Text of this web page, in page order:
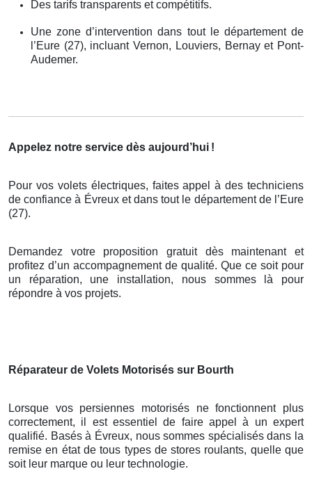
Des tarifs transparents et compétitifs.
Une zone d’intervention dans tout le département de
l’Eure (27), incluant Vernon, Louviers, Bernay et Pont-
Audemer.
Appelez notre service dès aujourd’hui !
Pour vos volets électriques, faites appel à des techniciens
de confiance à Évreux et dans tout le département de l’Eure
(27).
Demandez votre proposition gratuit dès maintenant et
profitez d’un accompagnement de qualité. Que ce soit pour
un réparation, une installation, nous sommes là pour
répondre à vos projets.
Réparateur de Volets Motorisés sur Bourth
Lorsque vos persiennes motorisés ne fonctionnent plus
correctement, il est essentiel de faire appel à un expert
qualifié. Basés à Évreux, nous sommes spécialisés dans la
remise en état de tous types de stores roulants, quelle que
soit leur marque ou leur technologie.